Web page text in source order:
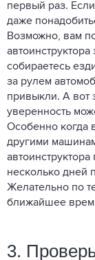
первый раз.
даже
Возможно, вам
собираетесь
за рулем
привыкли. А вот
уверенность
Особенно когда
другими
несколько дней
Желательно по
ближайшее
3.